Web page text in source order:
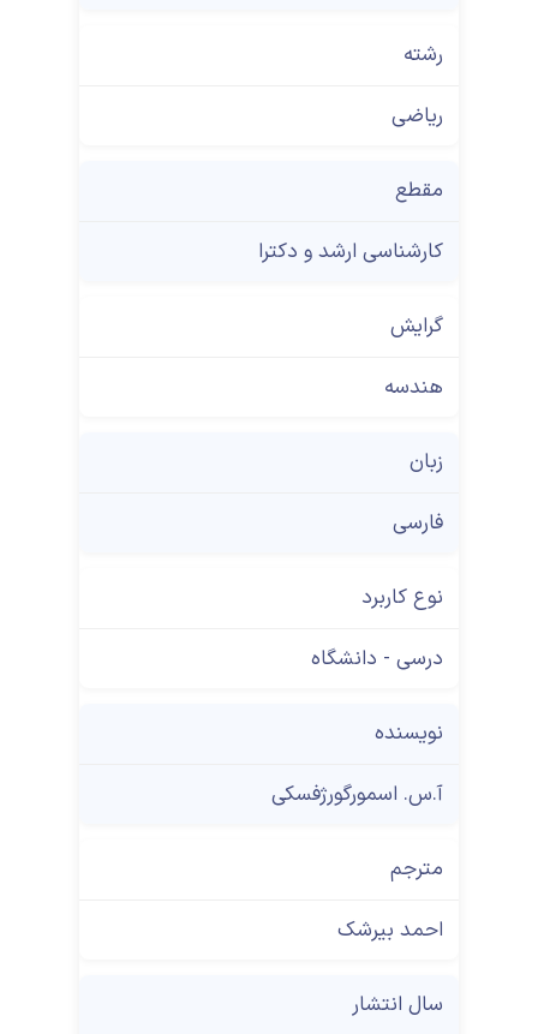
رشته
ریاضی
مقطع
کارشناسی ارشد و دکترا
گرایش
هندسه
زبان
فارسی
نوع کاربرد
درسی - دانشگاه
نویسنده
آ.س. اسمورگورژفسکی
مترجم
احمد بیرشک
سال انتشار